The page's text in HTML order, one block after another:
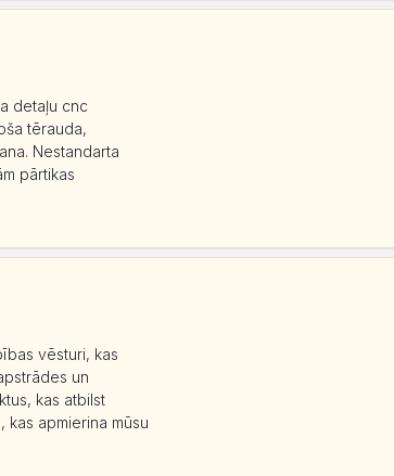
detaļu cnc
tērauda,
Nestandarta
pārtikas
vēsturi, kas
un
kas atbilst
apmierina mūsu